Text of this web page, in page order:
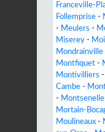
Franceville-
Follemprise -
- Meulers -
Miserey -
Mondrainville
Montfiquet -
Montivilliers -
Cambe -
- Montsenelle
Mortain-
Moulineaux -